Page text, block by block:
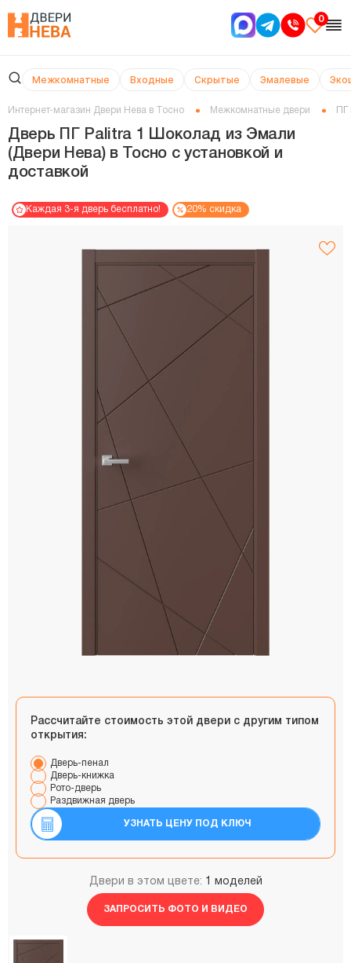
0
Межкомнатные Входные Скрытые Эмалевые
Интернет-магазин Двери Нева в Тосно Межкомнатные двери
Дверь ПГ Palitra 1 Шоколад из Эмали
(Двери Нева) в Тосно с установкой и
доставкой
Каждая 3-я дверь бесплатно! 20% скидка
Рассчитайте стоимость этой двери с другим типом
открытия:
Дверь-пенал
Дверь-книжка
Рото-дверь
Раздвижная дверь
УЗНАТЬ ЦЕНУ ПОД КЛЮЧ
Двери в этом цвете: 1 моделей
ЗАПРОСИТЬ ФОТО И ВИДЕО